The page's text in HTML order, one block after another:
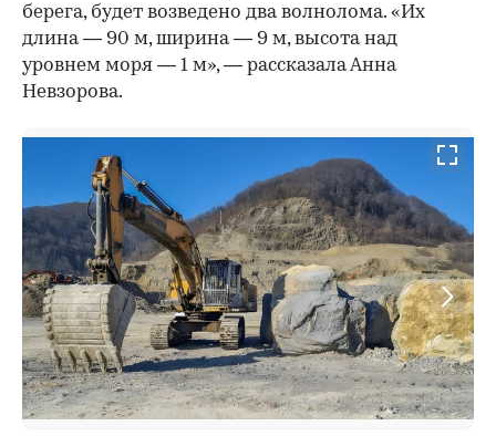
берега, будет возведено два волнолома. «Их
длина — 90 м, ширина — 9 м, высота над
уровнем моря — 1 м», — рассказала Анна
Невзорова.